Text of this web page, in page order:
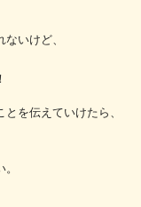
いけど、
を伝えていけたら、